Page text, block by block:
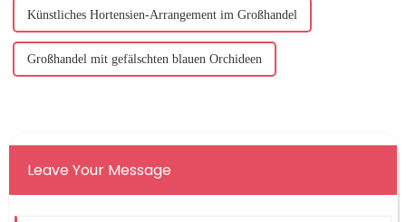
Künstliches Hortensien-Arrangement im Großhandel
Großhandel mit gefälschten blauen Orchideen
Leave Your Message